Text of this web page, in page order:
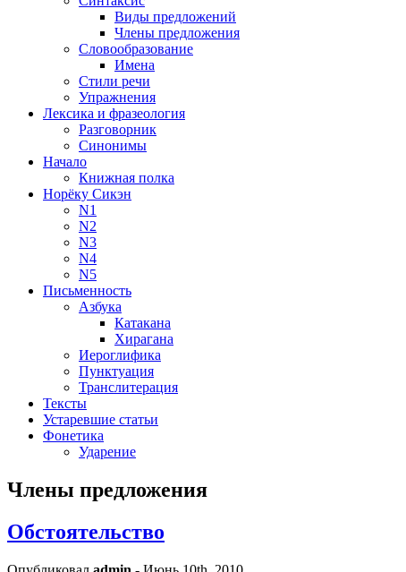
Виды предложений
Члены предложения
Словообразование
Имена
Стили речи
Упражнения
Лексика и фразеология
Разговорник
Синонимы
Начало
Книжная полка
Норёку Сикэн
N1
N2
N3
N4
N5
Письменность
Азбука
Катакана
Хирагана
Иероглифика
Пунктуация
Транслитерация
Тексты
Устаревшие статьи
Фонетика
Ударение
Члены предложения
Обстоятельство